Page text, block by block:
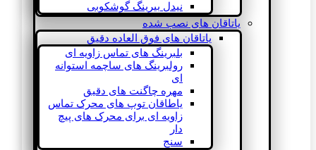
نیدل بیرینگ گوشکوبی
یاتاقان های نصب شده
یاتاقان های فوق العاده دقیق
بلبرینگ های تماس زاویه ای
رولبرینگ های ساچمه استوانه
ای
مهره چاگنت های دقیق
یاطاقان توپ های محرک تماس
زاویه ای برای محرک های پیچ
دار
سنج